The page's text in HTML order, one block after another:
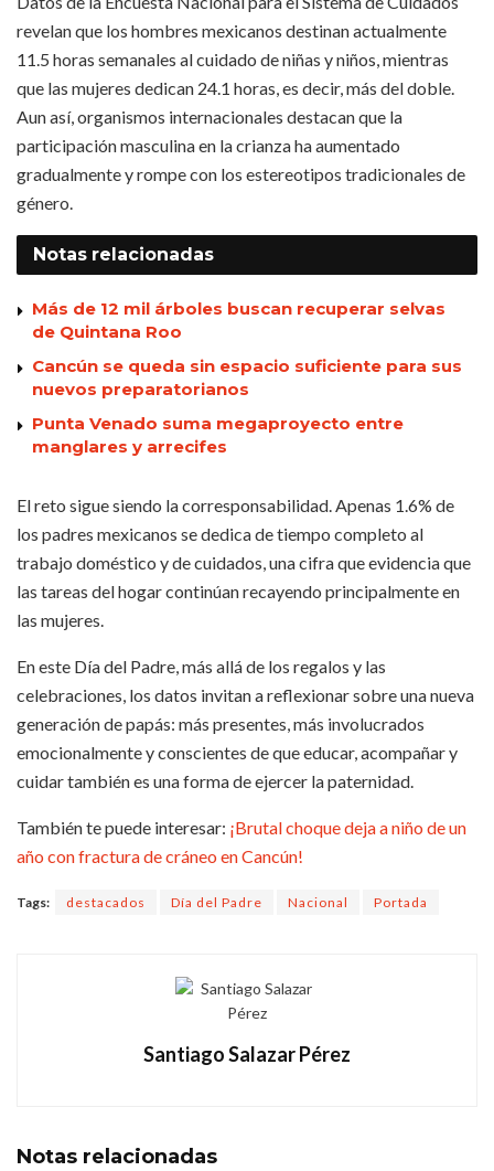
revelan que los hombres mexicanos destinan actualmente
11.5 horas semanales al cuidado de niñas y niños, mientras
que las mujeres dedican 24.1 horas, es decir, más del doble.
Aun así, organismos internacionales destacan que la
participación masculina en la crianza ha aumentado
gradualmente y rompe con los estereotipos tradicionales de
género.
Notas relacionadas
Más de 12 mil árboles buscan recuperar selvas
de Quintana Roo
Cancún se queda sin espacio suficiente para sus
nuevos preparatorianos
Punta Venado suma megaproyecto entre
manglares y arrecifes
El reto sigue siendo la corresponsabilidad. Apenas 1.6% de
los padres mexicanos se dedica de tiempo completo al
trabajo doméstico y de cuidados, una cifra que evidencia que
las tareas del hogar continúan recayendo principalmente en
las mujeres.
En este Día del Padre, más allá de los regalos y las
celebraciones, los datos invitan a reflexionar sobre una nueva
generación de papás: más presentes, más involucrados
emocionalmente y conscientes de que educar, acompañar y
cuidar también es una forma de ejercer la paternidad.
También te puede interesar: ¡Brutal choque deja a niño de un
año con fractura de cráneo en Cancún!
Tags: destacados Día del Padre Nacional Portada
Santiago Salazar Pérez
Notas relacionadas